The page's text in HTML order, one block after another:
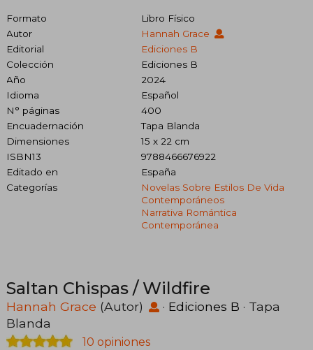
Formato
Libro Físico
Autor
Hannah Grace
Editorial
Ediciones B
Colección
Ediciones B
Año
2024
Idioma
Español
N° páginas
400
Encuadernación
Tapa Blanda
Dimensiones
15 x 22 cm
ISBN13
9788466676922
Editado en
España
Categorías
Novelas Sobre Estilos De Vida
Contemporáneos
Narrativa Romántica
Contemporánea
Saltan Chispas / Wildfire
Hannah Grace (Autor) · Ediciones B · Tapa
Blanda
10 opiniones